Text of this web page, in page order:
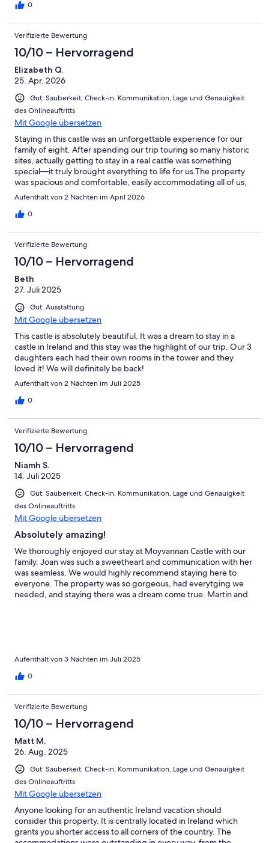
0
Verifizierte Bewertung
10/10 – Hervorragend
Elizabeth Q.
25. Apr. 2026
Gut: Sauberkeit, Check-in, Kommunikation, Lage und Genauigkeit
des Onlineauftritts
Mit Google übersetzen
Staying in this castle was an unforgettable experience for our
family of eight. After spending our trip touring so many historic
sites, actually getting to stay in a real castle was something
special—it truly brought everything to life for us.The property
was spacious and comfortable, easily accommodating all of us,
and it had such a unique charm you just can’t replicate anywhere
else. We also really appreciated all the thoughtful extras—those
touches did not go unnoticed and made our stay even more
something unique and meaningful.
Aufenthalt von 2 Nächten im April 2026
0
Verifizierte Bewertung
10/10 – Hervorragend
Beth
27. Juli 2025
Gut: Ausstattung
Mit Google übersetzen
This castle is absolutely beautiful. It was a dream to stay in a
castle in Ireland and this stay was the highlight of our trip. Our 3
daughters each had their own rooms in the tower and they
loved it! We will definitely be back!
Aufenthalt von 2 Nächten im Juli 2025
0
Verifizierte Bewertung
10/10 – Hervorragend
Niamh S.
14. Juli 2025
Gut: Sauberkeit, Check-in, Kommunikation, Lage und Genauigkeit
des Onlineauftritts
Mit Google übersetzen
Absolutely amazing!
We thoroughly enjoyed our stay at Moyvannan Castle with our
family. Joan was such a sweetheart and communication with her
was seamless. We would highly recommend staying here to
everyone. The property was so gorgeous, had everytging we
needed, and staying there was a dream come true. Martin and
Aufenthalt von 3 Nächten im Juli 2025
0
Verifizierte Bewertung
10/10 – Hervorragend
Matt M.
26. Aug. 2025
Gut: Sauberkeit, Check-in, Kommunikation, Lage und Genauigkeit
des Onlineauftritts
Mit Google übersetzen
Anyone looking for an authentic Ireland vacation should
consider this property. It is centrally located in Ireland which
grants you shorter access to all corners of the country. The